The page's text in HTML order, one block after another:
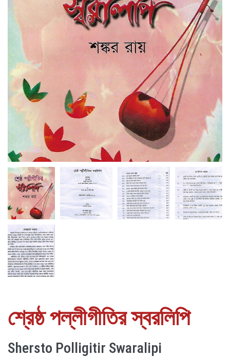
শ্রেষ্ঠ পল্লীগীতির স্বরলিপি
Shersto Polligitir Swaralipi